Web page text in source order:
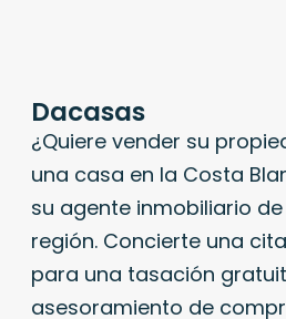
Dacasas
¿Quiere vender su
una casa en la Costa
su agente inmobiliario
región. Concierte una
para una tasación
asesoramiento de